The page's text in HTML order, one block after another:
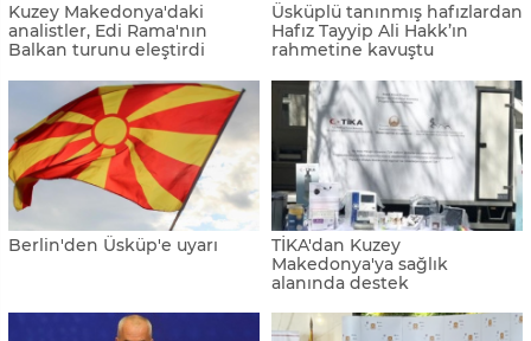
Kuzey Makedonya'daki
analistler, Edi Rama'nın
Balkan turunu eleştirdi
Üsküplü tanınmış hafızlardan
Hafız Tayyip Ali Hakk’ın
rahmetine kavuştu
Berlin'den Üsküp'e uyarı
TİKA'dan Kuzey
Makedonya'ya sağlık
alanında destek